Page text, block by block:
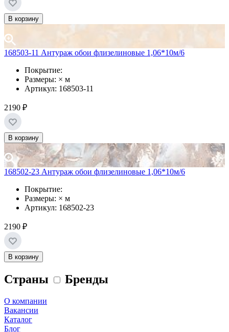
В корзину
168503-11 Антураж обои флизелиновые 1,06*10м/6
Покрытие:
Размеры: × м
Артикул: 168503-11
2190 ₽
В корзину
168502-23 Антураж обои флизелиновые 1,06*10м/6
Покрытие:
Размеры: × м
Артикул: 168502-23
2190 ₽
В корзину
Страны Бренды
О компании
Вакансии
Каталог
Блог